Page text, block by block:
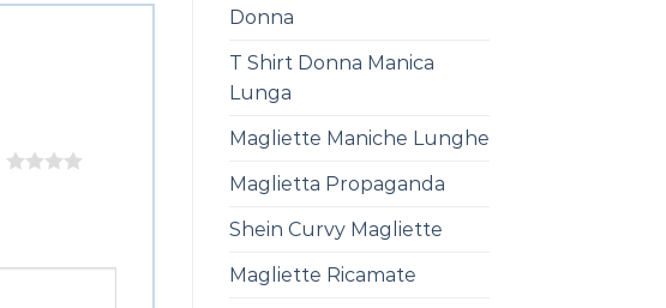
Donna
T Shirt Donna Manica
Lunga
Magliette Maniche Lunghe
Maglietta Propaganda
Shein Curvy Magliette
Magliette Ricamate